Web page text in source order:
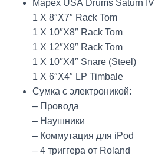
Mapex USA Drums Saturn IV
1 X 8″X7″ Rack Tom
1 X 10″X8″ Rack Tom
1 X 12″X9″ Rack Tom
1 X 10″X4″ Snare (Steel)
1 X 6″X4″ LP Timbale
Сумка с электроникой:
– Провода
– Наушники
– Коммутация для iPod
– 4 триггера от Roland